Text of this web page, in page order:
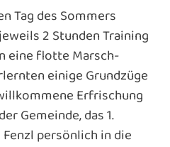
Tag des Sommers
2 Stunden Training
eine flotte Marsch-
einige Grundzüge
Erfrischung
Gemeinde, das 1.
persönlich in die